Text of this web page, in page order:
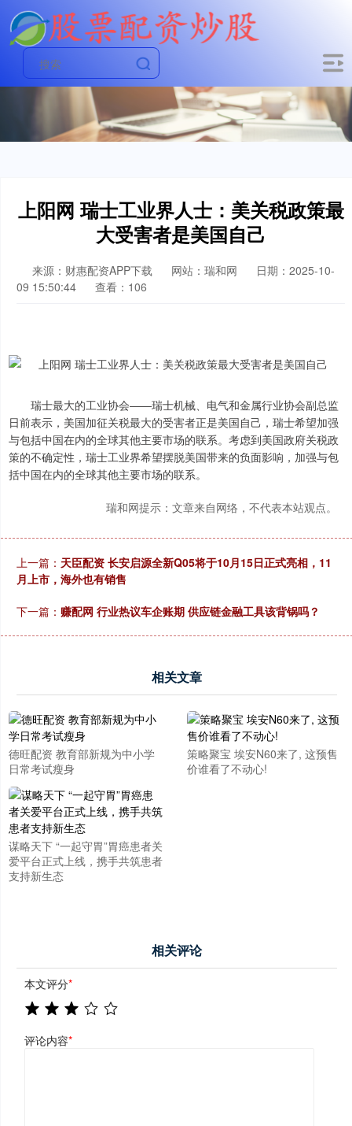
上阳网 瑞士工业界人士：美关税政策最
大受害者是美国自己
来源：财惠配资APP下载 网站：瑞和网
日期：2025-10-
09 15:50:44
查看：106
瑞士最大的工业协会——瑞士机械、电气和金属行业协会副总监
日前表示，美国加征关税最大的受害者正是美国自己，瑞士希望加强
与包括中国在内的全球其他主要市场的联系。考虑到美国政府关税政
策的不确定性，瑞士工业界希望摆脱美国带来的负面影响，加强与包
括中国在内的全球其他主要市场的联系。
瑞和网提示：文章来自网络，不代表本站观点。
上一篇： 天臣配资 长安启源全新Q05将于10月15日正式亮相，11
月上市，海外也有销售
下一篇： 赚配网 行业热议车企账期 供应链金融工具该背锅吗？
相关文章
德旺配资 教育部新规为中小学
日常考试瘦身
策略聚宝 埃安N60来了, 这预售
价谁看了不动心!
谋略天下 “一起守胃”胃癌患者关
爱平台正式上线，携手共筑患者
支持新生态
相关评论
本文评分*
评论内容*